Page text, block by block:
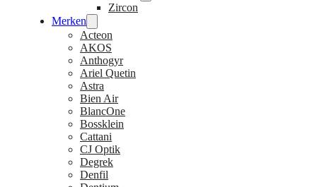
Zircon
Merken
Acteon
AKOS
Anthogyr
Ariel Quetin
Astra
Bien Air
BlancOne
Bossklein
Cattani
CJ Optik
Degrek
Denfil